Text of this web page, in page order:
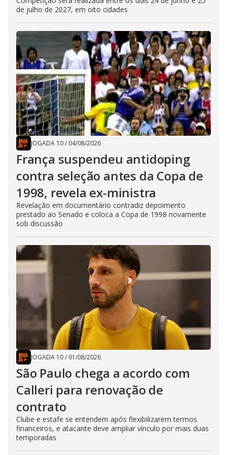
de julho de 2027, em oito cidades
JOGADA 10/ 04/08/2026
França suspendeu antidoping
contra seleção antes da Copa de
1998, revela ex-ministra
Revelação em documentário contradiz depoimento
prestado ao Senado e coloca a Copa de 1998 novamente
sob discussão
JOGADA 10/ 01/08/2026
São Paulo chega a acordo com
Calleri para renovação de
contrato
Clube e estafe se entendem após flexibilizarem termos
financeiros, e atacante deve ampliar vínculo por mais duas
temporadas